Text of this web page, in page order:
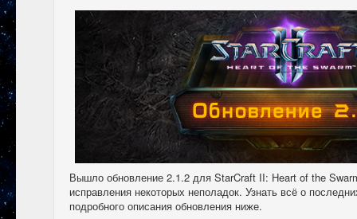
Вышло обновление 2.1.2 для StarCraft II: Heart of the
исправления некоторых неполадок. Узнать всё о
подробного описания обновления ниже.